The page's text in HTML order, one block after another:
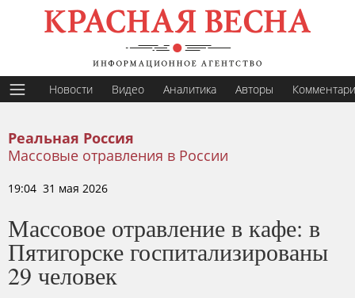
Новости Видео Аналитика Авторы
Реальная Россия
Массовые отравления в России
19:04 31 мая 2026
Массовое отравление в кафе: в
Пятигорске госпитализированы
29 человек